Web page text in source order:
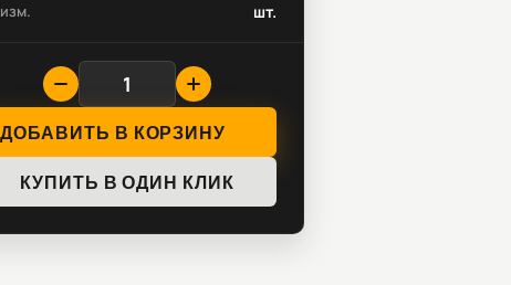
шт.
ДОБАВИТЬ В КОРЗИНУ
КУПИТЬ В ОДИН КЛИК